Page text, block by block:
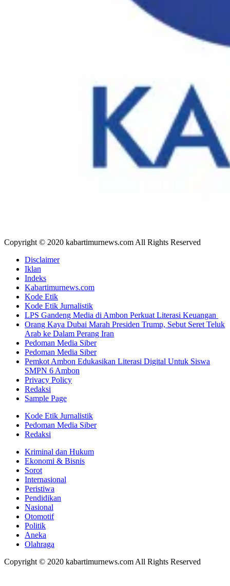
Copyright © 2020 kabartimurnews.com All Rights Reserved
Disclaimer
Iklan
Indeks
Kabartimurnews.com
Kode Etik
Kode Etik Jurnalistik
LPS Gandeng Media di Ambon Perkuat Literasi Keuangan
Orang Kaya Dubai Marah Presiden Trump, Sebut Seret Teluk
Arab ke Dalam Perang Iran
Pedoman Media Siber
Pedoman Media Siber
Pemkot Ambon Edukasikan Literasi Digital Untuk Siswa
SMPN 6 Ambon
Privacy Policy
Redaksi
Sample Page
Kode Etik Jurnalistik
Pedoman Media Siber
Redaksi
Kriminal dan Hukum
Ekonomi & Bisnis
Sorot
Internasional
Peristiwa
Pendidikan
Nasional
Otomotif
Politik
Aneka
Olahraga
Copyright © 2020 kabartimurnews.com All Rights Reserved